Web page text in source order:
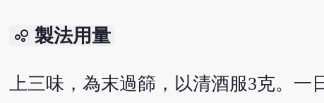
bubble_chart 製法用量
上三味，為末過篩，以清酒服3克。一